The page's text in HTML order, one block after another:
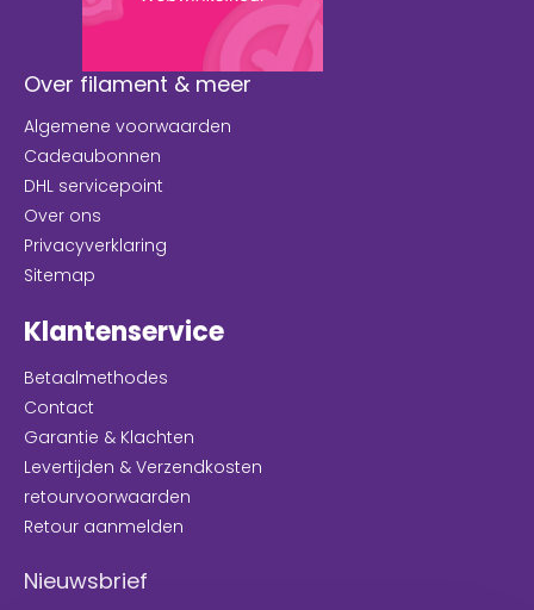
Over filament & meer
Algemene voorwaarden
Cadeaubonnen
DHL servicepoint
Over ons
Privacyverklaring
Sitemap
Klantenservice
Betaalmethodes
Contact
Garantie & Klachten
Levertijden & Verzendkosten
retourvoorwaarden
Retour aanmelden
Nieuwsbrief